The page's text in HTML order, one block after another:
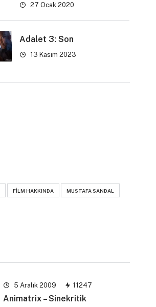
27 Ocak 2020
Adalet 3: Son
13 Kasım 2023
FILM HAKKINDA MUSTAFA SANDAL
5 Aralık 2009 11247
Animatrix – Sinekritik